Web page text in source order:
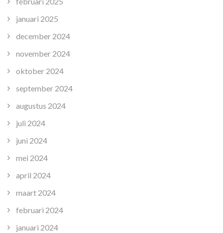
januari 2025
december 2024
november 2024
oktober 2024
september 2024
augustus 2024
juli 2024
juni 2024
mei 2024
april 2024
maart 2024
februari 2024
januari 2024